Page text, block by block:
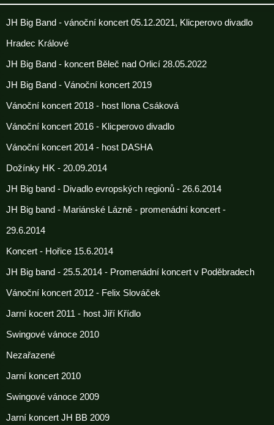
JH Big Band - vánoční koncert 05.12.2021, Klicperovo divadlo
Hradec Králové
JH Big Band - koncert Běleč nad Orlicí 28.05.2022
JH Big Band - Vánoční koncert 2019
Vánoční koncert 2018 - host Ilona Csáková
Vánoční koncert 2016 - Klicperovo divadlo
Vánoční koncert 2014 - host DASHA
Dožínky HK - 20.09.2014
JH Big band - Divadlo evropských regionů - 26.6.2014
JH Big band - Mariánské Lázně - promenádní koncert -
29.6.2014
Koncert - Hořice 15.6.2014
JH Big band - 25.5.2014 - Promenádní koncert v Poděbradech
Vánoční koncert 2012 - Felix Slováček
Jarní kocert 2011 - host Jiří Křídlo
Swingové vánoce 2010
Nezařazené
Jarní koncert 2010
Swingové vánoce 2009
Jarní koncert JH BB 2009